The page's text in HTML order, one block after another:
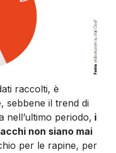
raccolti, è
sebbene il trend di
nell’ultimo periodo, i
non siano mai
per le rapine, per